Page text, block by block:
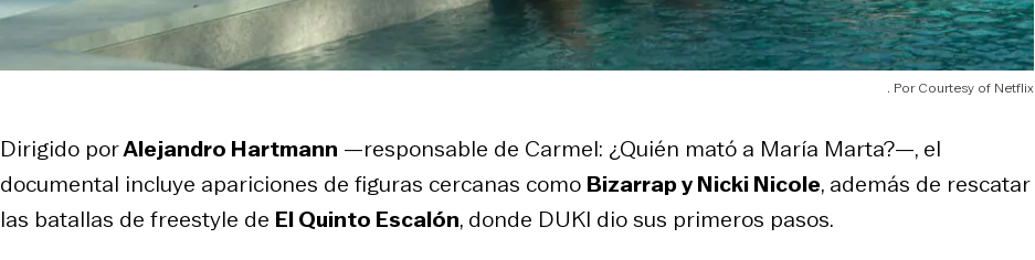
Courtesy of Netflix
Dirigido porAlejandro Hartmann —responsable de Carmel: ¿Quién mató a María Marta?—, el
documental incluye apariciones de figuras cercanas como Bizarrap y Nicki Nicole, además de rescatar
las batallas de freestyle de El Quinto Escalón, donde DUKI dio sus primeros pasos.